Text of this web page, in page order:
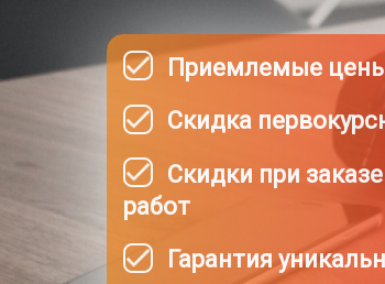
Приемлемые
Скидка
Скидки при
работ
Гарантия